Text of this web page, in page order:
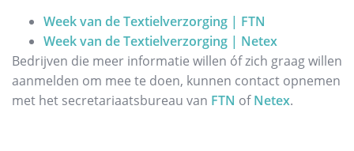
Week van de Textielverzorging | FTN
Week van de Textielverzorging | Netex
Bedrijven die meer informatie willen óf zich graag willen
aanmelden om mee te doen, kunnen contact opnemen
met het secretariaatsbureau van FTN ofNetex.